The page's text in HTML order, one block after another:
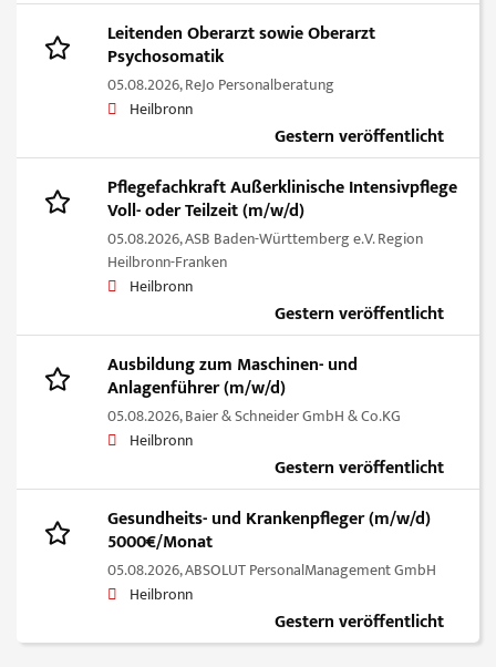
Leitenden Oberarzt sowie Oberarzt
Psychosomatik
05.08.2026,ReJo Personalberatung
Heilbronn
Gestern veröffentlicht
Pflegefachkraft Außerklinische Intensivpflege
Voll- oder Teilzeit (m/w/d)
05.08.2026,ASB Baden-Württemberg e.V. Region
Heilbronn-Franken
Heilbronn
Gestern veröffentlicht
Ausbildung zum Maschinen- und
Anlagenführer (m/w/d)
05.08.2026,Baier & Schneider GmbH & Co.KG
Heilbronn
Gestern veröffentlicht
Gesundheits- und Krankenpfleger (m/w/d)
5000€/Monat
05.08.2026,ABSOLUT PersonalManagement GmbH
Heilbronn
Gestern veröffentlicht